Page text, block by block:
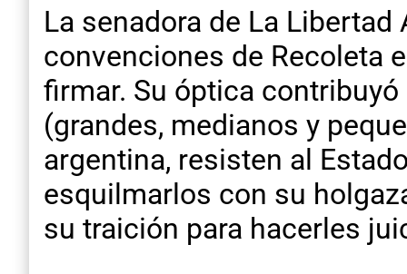
La senadora de La
convenciones de Recoleta
firmar. Su óptica
(grandes, medianos y
argentina, resisten al
esquilmarlos con su
su traición para hacerles